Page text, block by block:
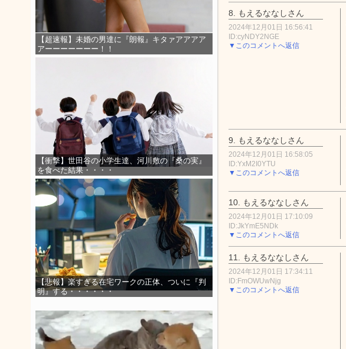
【超速報】未婚の男達に『朗報』キタァアアアア
アーーーーーーー！！
【衝撃】世田谷の小学生達、河川敷の『桑の実』
を食べた結果・・・・
【悲報】楽すぎる在宅ワークの正体、ついに『判
明』する・・・・・・
8. もえるななしさん
2024年12月01日 16:56:41
ID:cyNDY2NGE
▼このコメントへ返信
9. もえるななしさん
2024年12月01日 16:58:05
ID:YxM2I0YTU
▼このコメントへ返信
10. もえるななしさん
2024年12月01日 17:10:09
ID:JkYmE5NDk
▼このコメントへ返信
11. もえるななしさん
2024年12月01日 17:34:11
ID:FmOWUwNjg
▼このコメントへ返信